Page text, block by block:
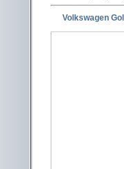
Volkswagen